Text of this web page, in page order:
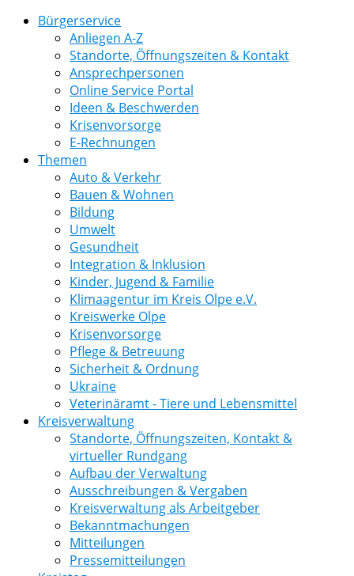
Bürgerservice
Anliegen A-Z
Standorte, Öffnungszeiten & Kontakt
Ansprechpersonen
Online Service Portal
Ideen & Beschwerden
Krisenvorsorge
E-Rechnungen
Themen
Auto & Verkehr
Bauen & Wohnen
Bildung
Umwelt
Gesundheit
Integration & Inklusion
Kinder, Jugend & Familie
Klimaagentur im Kreis Olpe e.V.
Kreiswerke Olpe
Krisenvorsorge
Pflege & Betreuung
Sicherheit & Ordnung
Ukraine
Veterinäramt - Tiere und Lebensmittel
Kreisverwaltung
Standorte, Öffnungszeiten, Kontakt &
virtueller Rundgang
Aufbau der Verwaltung
Ausschreibungen & Vergaben
Kreisverwaltung als Arbeitgeber
Bekanntmachungen
Mitteilungen
Pressemitteilungen